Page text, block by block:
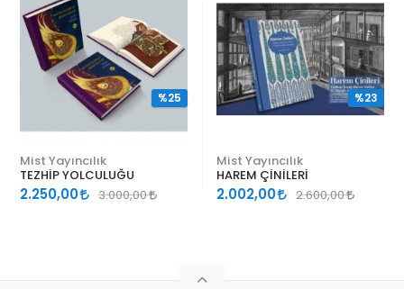
Mist Yayıncılık
TEZHİP YOLCULUĞU
2.250,00 3.000,00
%25
Mist Yayıncılık
HAREM ÇİNİLERİ
2.002,00 2.600,00
%23